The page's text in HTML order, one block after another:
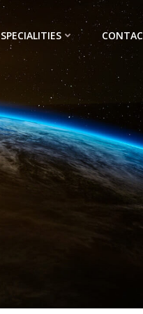
SPECIALITIES